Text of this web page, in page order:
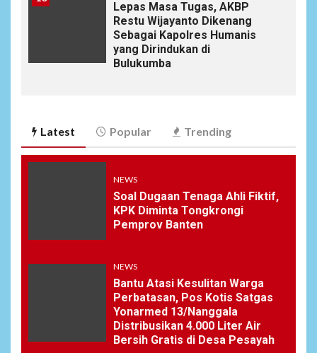
Lepas Masa Tugas, AKBP
Restu Wijayanto Dikenang
Sebagai Kapolres Humanis
yang Dirindukan di
Bulukumba
Latest Popular Trending
NEWS
Soal Dugaan Tenaga Ahli Fiktif,
KPK Diminta Tongkrongi
Pemprov Banten
NEWS
Bantu Atasi Kesulitan Warga
Perbatasan, Pos Kotis Satgas
Yonarmed 13/Nanggala
Distribusikan 4.000 Liter Air
Bersih Gratis di Desa Pesayah